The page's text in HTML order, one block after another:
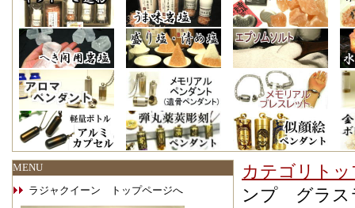
MENU
ラジャクイーン トップページへ
カテゴリトッ
ンプ グラス